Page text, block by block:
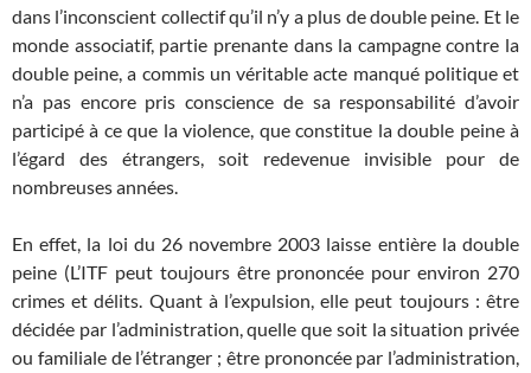
dans l’inconscient collectif qu’il n’y a plus de double peine. Et le
monde associatif, partie prenante dans la campagne contre la
double peine, a commis un véritable acte manqué politique et
n’a pas encore pris conscience de sa responsabilité d’avoir
participé à ce que la violence, que constitue la double peine à
l’égard des étrangers, soit redevenue invisible pour de
nombreuses années.
En effet, la loi du 26 novembre 2003 laisse entière la double
peine (L’ITF peut toujours être prononcée pour environ 270
crimes et délits. Quant à l’expulsion, elle peut toujours : être
décidée par l’administration, quelle que soit la situation privée
ou familiale de l’étranger ; être prononcée par l’administration,